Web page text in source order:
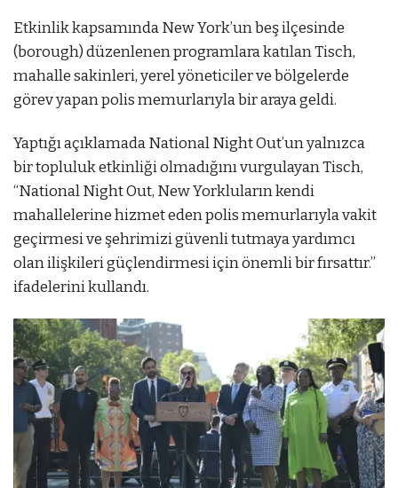
Etkinlik kapsamında New York’un beş ilçesinde
(borough) düzenlenen programlara katılan Tisch,
mahalle sakinleri, yerel yöneticiler ve bölgelerde
görev yapan polis memurlarıyla bir araya geldi.
Yaptığı açıklamada National Night Out’un yalnızca
bir topluluk etkinliği olmadığını vurgulayan Tisch,
“National Night Out, New Yorkluların kendi
mahallelerine hizmet eden polis memurlarıyla vakit
geçirmesi ve şehrimizi güvenli tutmaya yardımcı
olan ilişkileri güçlendirmesi için önemli bir fırsattır.”
ifadelerini kullandı.